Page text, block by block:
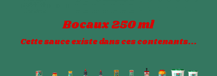
Bocaux 250 ml
Cette sauce existe dans ces contenants...